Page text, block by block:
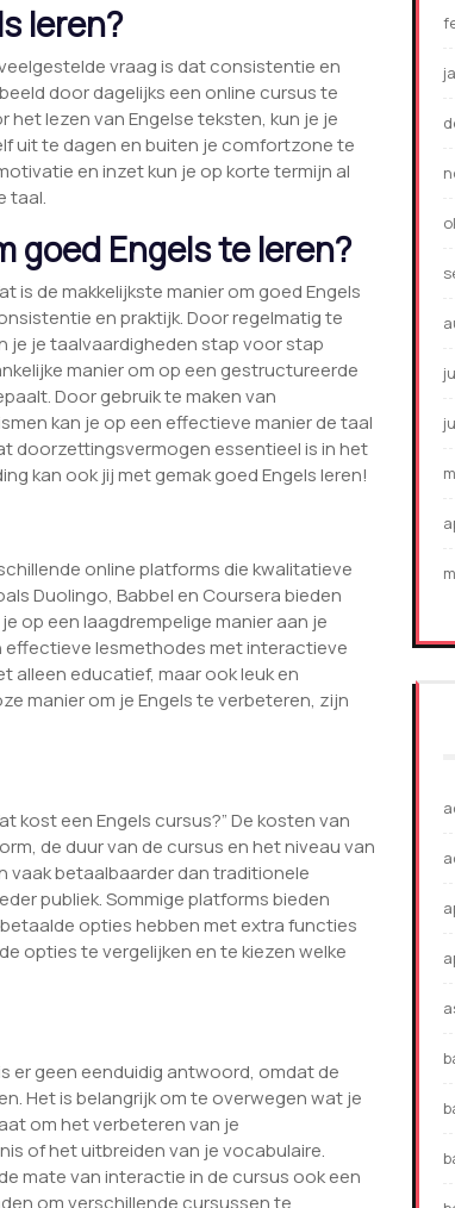
leren?
vraag is dat consistentie en
door dagelijks een online cursus te
lezen van Engelse teksten, kun je je
uit te dagen en buiten je comfortzone te
en inzet kun je op korte termijn al
taal.
goed Engels te leren?
is de makkelijkste manier om goed Engels
en praktijk. Door regelmatig te
je je taalvaardigheden stap voor stap
manier om op een gestructureerde
Door gebruik te maken van
kan je op een effectieve manier de taal
doorzettingsvermogen essentieel is in het
kan ook jij met gemak goed Engels leren!
online platforms die kwalitatieve
Duolingo, Babbel en Coursera bieden
op een laagdrempelige manier aan je
effectieve lesmethodes met interactieve
alleen educatief, maar ook leuk en
manier om je Engels te verbeteren, zijn
kost een Engels cursus?” De kosten van
de duur van de cursus en het niveau van
vaak betaalbaarder dan traditionele
publiek. Sommige platforms bieden
opties hebben met extra functies
opties te vergelijken en te kiezen welke
er geen eenduidig antwoord, omdat de
Het is belangrijk om te overwegen wat je
om het verbeteren van je
of het uitbreiden van je vocabulaire.
mate van interactie in de cursus ook een
om verschillende cursussen te